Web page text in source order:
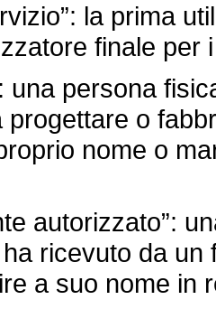
la prima
finale per
una persona
progettare o
nome o
autorizzato”:
ricevuto da
a suo nome in